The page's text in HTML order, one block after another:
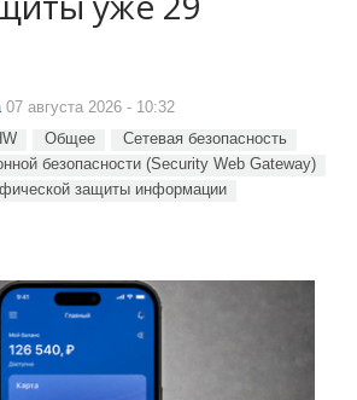
07 августа 2026 - 10:32
Общее
Сетевая безопасность
безопасности (Security Web Gateway)
защиты информации